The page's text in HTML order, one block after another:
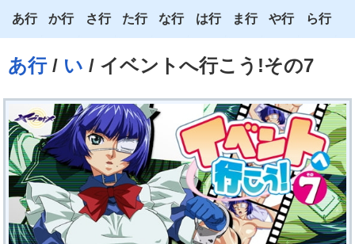
あ行/ い / イベントへ行こう!その7
あ行
い
う
え
お
か行
き
く
け
こ
さ行
し
す
せ
そ
た行
ち
つ
て
と
な行
に
ね
の
は行
ひ
ふ
へ
ほ
ま行
み
む
め
も
や行
ゆ
よ
わ
ら行
る
れ
ろ